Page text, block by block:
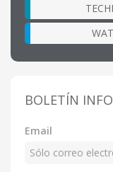
BOLETÍN
Email